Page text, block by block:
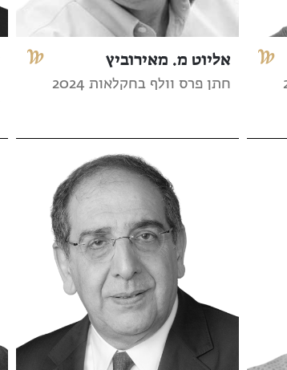
אליוט מ. מאירוביץ
חתן פרס וולף בחקלאות 2024